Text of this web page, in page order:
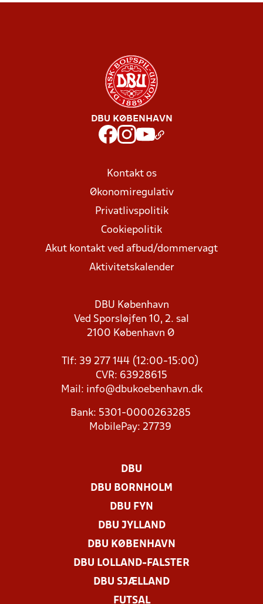
DBU KØBENHAVN
Kontakt os
Økonomiregulativ
Privatlivspolitik
Cookiepolitik
Akut kontakt ved afbud/dommervagt
Aktivitetskalender
DBU København
Ved Sporsløjfen 10, 2. sal
2100 København Ø
Tlf: 39 277 144 (12:00-15:00)
CVR: 63928615
Mail: info@dbukoebenhavn.dk
Bank: 5301-0000263285
MobilePay: 27739
DBU
DBU BORNHOLM
DBU FYN
DBU JYLLAND
DBU KØBENHAVN
DBU LOLLAND-FALSTER
DBU SJÆLLAND
FUTSAL